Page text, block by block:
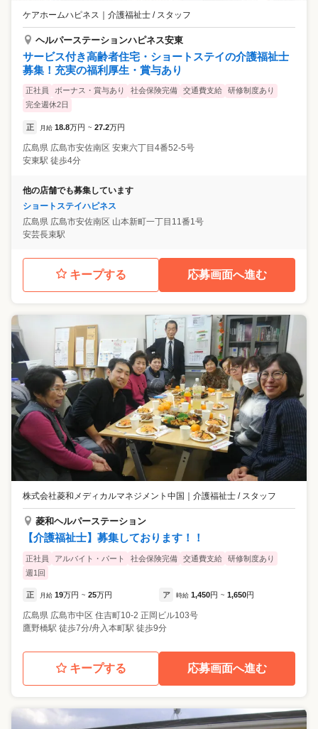
ケアホームハピネス ｜ 介護福祉士 / スタッフ
ヘルパーステーションハピネス安東
サービス付き高齢者住宅・ショートステイの介護福祉士
募集！充実の福利厚生・賞与あり
正社員 ボーナス・賞与あり 社会保険完備 交通費支給
研修制度あり
完全週休2日
正 月給 18.8万円 ~ 27.2万円
広島県 広島市安佐南区 安東六丁目4番52-5号
安東駅 徒歩4分
他の店舗でも募集しています
ショートステイハピネス
広島県 広島市安佐南区 山本新町一丁目11番1号
安芸長束駅
キープする 応募画面へ進む
株式会社菱和メディカルマネジメント中国 介護福祉士 / スタッフ
菱和ヘルパーステーション
【介護福祉士】募集しております！！
正社員 アルバイト・パート 社会保険完備 交通費支給
研修制度あり
週1回
正 月給 19万円 ~ 25万円 ア 時給 1,450円 ~ 1,650円
広島県 広島市中区 住吉町10-2 正岡ビル103号
鷹野橋駅 徒歩7分/舟入本町駅 徒歩9分
キープする 応募画面へ進む